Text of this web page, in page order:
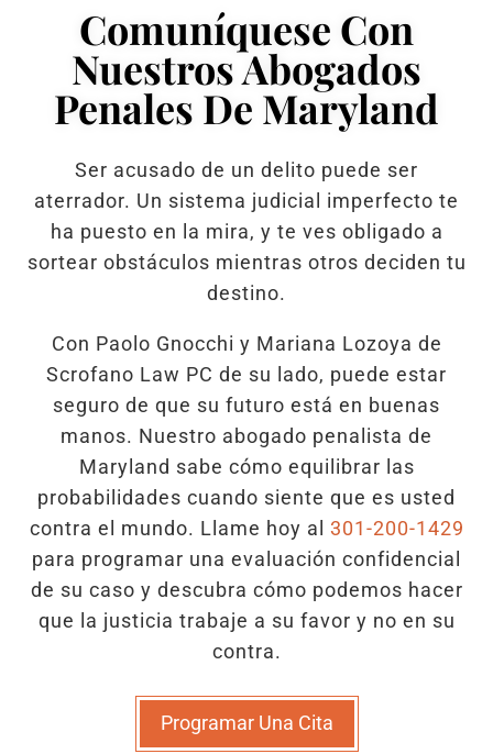
Comuníquese Con
Nuestros Abogados
Penales De Maryland
Ser acusado de un delito puede ser
aterrador. Un sistema judicial imperfecto te
ha puesto en la mira, y te ves obligado a
sortear obstáculos mientras otros deciden tu
destino.
Con Paolo Gnocchi y Mariana Lozoya de
Scrofano Law PC de su lado, puede estar
seguro de que su futuro está en buenas
manos. Nuestro abogado penalista de
Maryland sabe cómo equilibrar las
probabilidades cuando siente que es usted
contra el mundo. Llame hoy al 301-200-1429
para programar una evaluación confidencial
de su caso y descubra cómo podemos hacer
que la justicia trabaje a su favor y no en su
contra.
Programar Una Cita